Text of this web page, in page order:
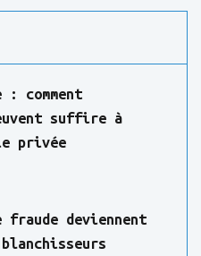
comment
suffire à
privée
fraude deviennent